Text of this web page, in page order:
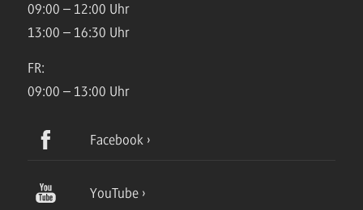
09:00 – 12:00 Uhr
13:00 – 16:30 Uhr
FR:
09:00 – 13:00 Uhr
Facebook
YouTube